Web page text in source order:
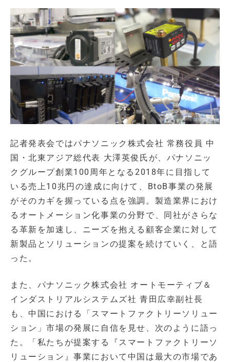
記者発表会ではパナソニック株式会社 常務役員 中
国・北東アジア総代表 大澤英俊氏が、パナソニッ
クグループ創業100周年となる2018年に目指して
いる売上10兆円の達成に向けて、BtoB事業の発展
がそのカギを握っている点を強調。製造業界におけ
るオートメーション化事業の分野で、同社がさらな
る革新を加速し、ニーズを抱える顧客企業に対して
新製品とソリューションの提案を続けていく、と語
った。
また、パナソニック株式会社 オートモーティブ＆
インダストリアルシステムズ社 青田広幸副社長
も、中国における「スマートファクトリーソリュー
ション」市場の発展に自信を見せ、次のように語っ
た。「私たちが提案する『スマートファクトリーソ
リューション』事業において中国は最大の市場であ